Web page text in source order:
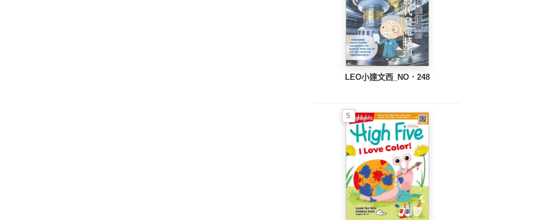
LEO小達文西_NO．248
5